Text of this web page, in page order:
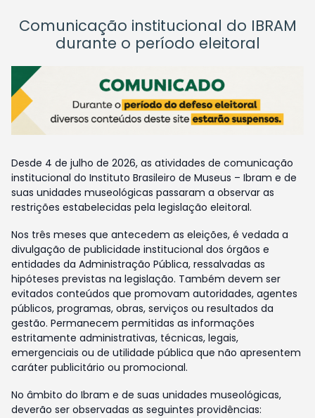
Comunicação institucional do IBRAM
durante o período eleitoral
Desde 4 de julho de 2026, as atividades de comunicação
institucional do Instituto Brasileiro de Museus – Ibram e de
suas unidades museológicas passaram a observar as
restrições estabelecidas pela legislação eleitoral.
Nos três meses que antecedem as eleições, é vedada a
divulgação de publicidade institucional dos órgãos e
entidades da Administração Pública, ressalvadas as
hipóteses previstas na legislação. Também devem ser
evitados conteúdos que promovam autoridades, agentes
públicos, programas, obras, serviços ou resultados da
gestão. Permanecem permitidas as informações
estritamente administrativas, técnicas, legais,
emergenciais ou de utilidade pública que não apresentem
caráter publicitário ou promocional.
No âmbito do Ibram e de suas unidades museológicas,
deverão ser observadas as seguintes providências: